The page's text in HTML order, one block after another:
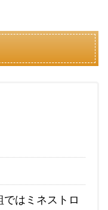
はミネストロ